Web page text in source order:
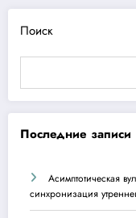
Поиск
Последние записи
Асимптотическая
синхронизация